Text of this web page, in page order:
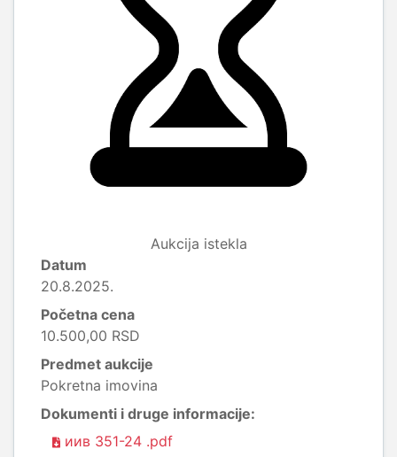
Aukcija istekla
Datum
20.8.2025.
Početna cena
10.500,00 RSD
Predmet aukcije
Pokretna imovina
Dokumenti i druge informacije:
иив 351-24 .pdf